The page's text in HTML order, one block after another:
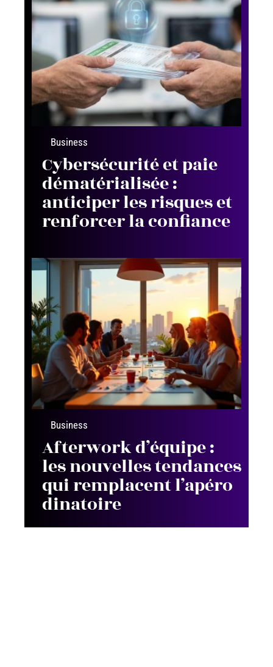
Business
Cybersécurité et paie
dématérialisée :
anticiper les risques et
renforcer la confiance
Business
Afterwork d’équipe :
les nouvelles tendances
qui remplacent l’apéro
dinatoire